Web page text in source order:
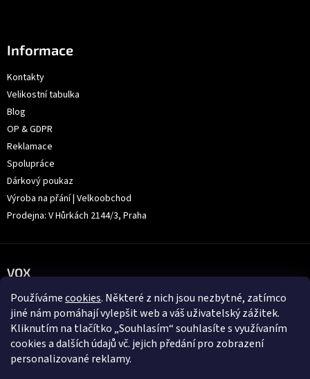
Používámecookies. Některé z nich jsou nezbytné, zatímco
jiné nám pomáhají vylepšit web a váš uživatelský zážitek.
Kliknutím na tlačítko „Souhlasím“ souhlasíte s využívaním
cookies a dalších údajů vč. jejich předání pro zobrazení
personalizované reklamy.
Informace
Kontakty
Velikostní tabulka
Blog
OP & GDPR
Reklamace
Spolupráce
Dárkový poukaz
Výroba na přání | Velkoobchod
Prodejna: V Hůrkách 2144/3, Praha
VOX